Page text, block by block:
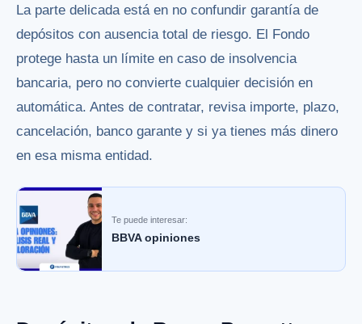
La parte delicada está en no confundir garantía de
depósitos con ausencia total de riesgo. El Fondo
protege hasta un límite en caso de insolvencia
bancaria, pero no convierte cualquier decisión en
automática. Antes de contratar, revisa importe, plazo,
cancelación, banco garante y si ya tienes más dinero
en esa misma entidad.
Te puede interesar:
BBVA opiniones